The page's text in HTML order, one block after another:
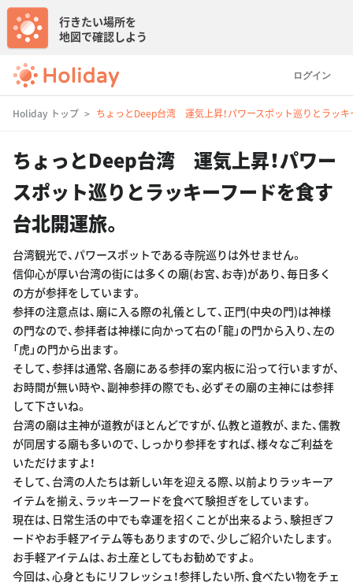
ログイン
行きたい場所を
地図で確認しよう
Holiday トップ ちょっとDeep台湾 運気上昇！パワースポット巡りとラッキ
ちょっとDeep台湾 運気上昇！パワー
スポット巡りとラッキーフードを食す
台北開運旅。
台湾観光で、パワースポットである寺院巡りは外せません。
信仰心が厚い台湾の街には多くの廟(お宮、お寺)があり、毎日多く
の方が参拝をしています。
参拝の注意点は、廟に入る際の礼儀として、正門(中央の門)は神様
の門なので、参拝者は神様に向かって右の「龍」の門から入り、左の
「虎」の門から出ます。
そして、参拝は通常、各廟にある参拝の案内板に沿って行いますが、
お時間が無い時や、副神参拝の際でも、必ずその廟の主神には参拝
して下さいね。
台湾の廟は主神が道教がほとんどですが、仏教と道教が、また、儒教
が同居する廟も多いので、しっかり参拝をすれば、様々なご利益を
いただけますよ！
そして、台湾の人たちは新しい年を迎える際、以前よりラッキーア
イテムを揃え、ラッキーフードを食べて験担ぎをしています。
現在は、日常生活の中でも幸運を招くことが出来るよう、験担ぎフ
ードやお手軽アイテム等もありますので、少しご紹介いたします。
お手軽アイテムは、お土産としてもお勧めですよ。
今回は、心身ともにリフレッシュ！参拝したい所、食べたい物をチェ